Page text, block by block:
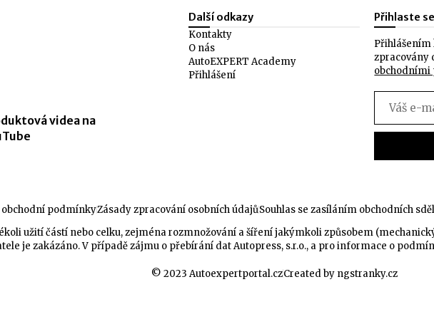
Další odkazy
Kontakty
O nás
AutoEXPERT Academy
Přihlášení
Přihlaste
Přihlášením
zpracovány
videa na
obchodní podmínkyZásady zpracování osobních údajůSouhlas se zasíláním obchodních
užití částí nebo celku, zejména rozmnožování a šíření jakýmkoli způsobem
je zakázáno. V případě zájmu o přebírání dat Autopress, s.r.o., a pro informace o
© 2023 Autoexpertportal.czCreated by ngstranky.cz